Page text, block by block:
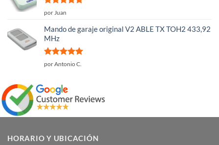
Valorado
por Juan
Mando de garaje original V2 ABLE TX TOH2 433,92
MHz
Valorado
por Antonio C.
HORARIO Y UBICACIÓN